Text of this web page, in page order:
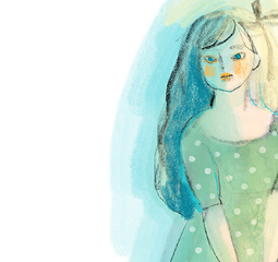
낙서 모음